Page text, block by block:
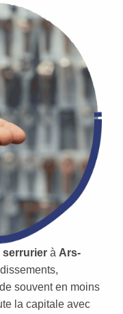
serrurier à Ars-
souvent en moins
la capitale avec